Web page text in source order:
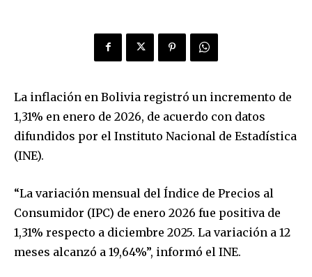
La inflación en Bolivia registró un incremento de
1,31% en enero de 2026, de acuerdo con datos
difundidos por el Instituto Nacional de Estadística
(INE).
“La variación mensual del Índice de Precios al
Consumidor (IPC) de enero 2026 fue positiva de
1,31% respecto a diciembre 2025. La variación a 12
meses alcanzó a 19,64%”, informó el INE.